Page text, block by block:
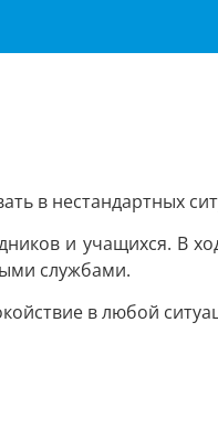
в нестандартных
и учащихся. В
службами.
в любой